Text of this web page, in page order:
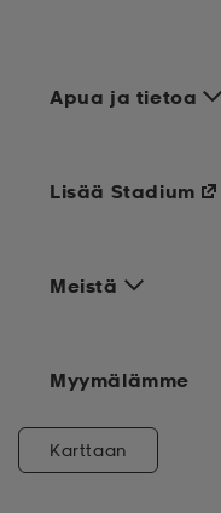
Apua ja tietoa
Meistä
Lisää Stadium
Myymälämme
Karttaan